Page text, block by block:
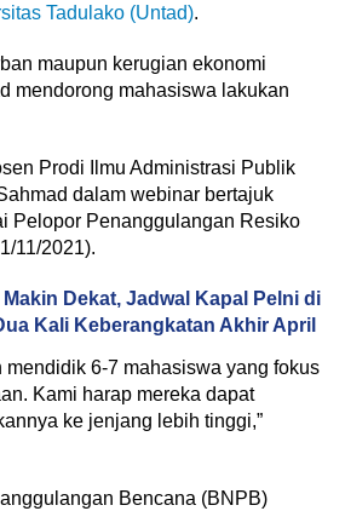
Tadulako (Untad).
maupun kerugian ekonomi
mendorong mahasiswa lakukan
Prodi Ilmu Administrasi Publik
dalam webinar bertajuk
Pelopor Penanggulangan Resiko
11/2021).
Makin Dekat, Jadwal Kapal Pelni di
Kali Keberangkatan Akhir April
mendidik 6-7 mahasiswa yang fokus
Kami harap mereka dapat
ke jenjang lebih tinggi,”
Bencana (BNPB)